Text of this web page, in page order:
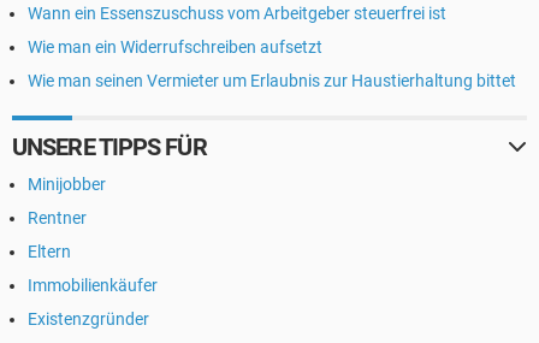
Wann ein Essenszuschuss vom Arbeitgeber steuerfrei ist
Wie man ein Widerrufschreiben aufsetzt
Wie man seinen Vermieter um Erlaubnis zur Haustierhaltung bittet
UNSERE TIPPS FÜR
Minijobber
Rentner
Eltern
Immobilienkäufer
Existenzgründer